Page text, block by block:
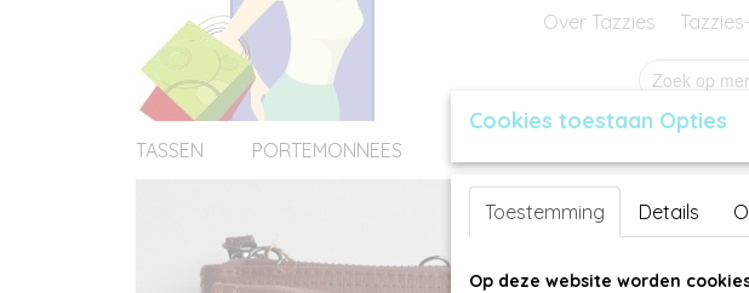
Over Tazzies
TASSEN PORTEMONNEES
Avignon
Cookies toestaan Opties
Toestemming Details
Op deze website worden